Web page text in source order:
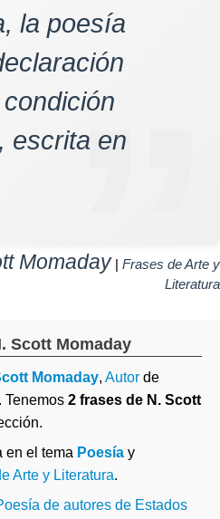
la poesía
escrita en
Momaday | Frases de Arte y
Literatura
Scott Momaday
Momaday, Autor de
Tenemos 2 frases de N. Scott
en el tema Poesía y
Arte y Literatura.
de autores de Estados